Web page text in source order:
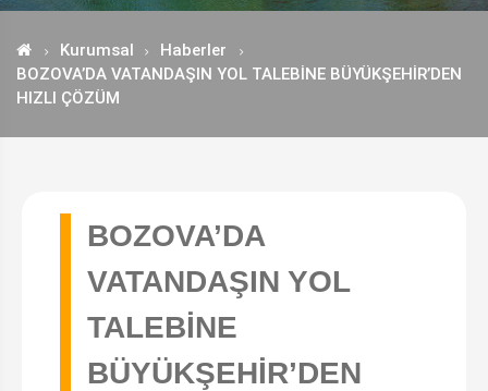
Kurumsal
Haberler
BOZOVA’DA VATANDAŞIN YOL TALEBİNE BÜYÜKŞEHİR’DEN
HIZLI ÇÖZÜM
BOZOVA’DA
VATANDAŞIN YOL
TALEBİNE
BÜYÜKŞEHİR’DEN